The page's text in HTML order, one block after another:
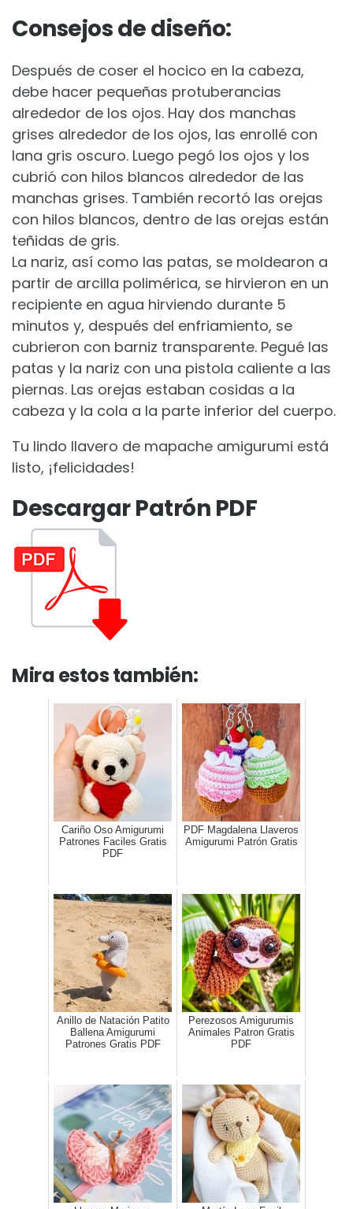
Consejos de diseño:
Después de coser el hocico en la cabeza,
debe hacer pequeñas protuberancias
alrededor de los ojos. Hay dos manchas
grises alrededor de los ojos, las enrollé con
lana gris oscuro. Luego pegó los ojos y los
cubrió con hilos blancos alrededor de las
manchas grises. También recortó las orejas
con hilos blancos, dentro de las orejas están
teñidas de gris.
La nariz, así como las patas, se moldearon a
partir de arcilla polimérica, se hirvieron en un
recipiente en agua hirviendo durante 5
minutos y, después del enfriamiento, se
cubrieron con barniz transparente. Pegué las
patas y la nariz con una pistola caliente a las
piernas. Las orejas estaban cosidas a la
cabeza y la cola a la parte inferior del cuerpo.
Tu lindo llavero de mapache amigurumi está
listo, ¡felicidades!
Descargar Patrón PDF
Mira estos también:
Cariño Oso Amigurumi
Patrones Faciles Gratis
PDF
PDF Magdalena Llaveros
Amigurumi Patrón Gratis
Anillo de Natación Patito
Ballena Amigurumi
Patrones Gratis PDF
Perezosos Amigurumis
Animales Patron Gratis
PDF